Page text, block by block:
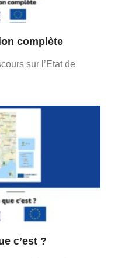
complète
sur l’Etat de
c’est ?